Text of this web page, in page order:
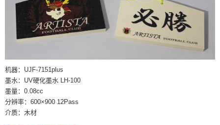
机器：UJF-7151plus
墨水：UV硬化墨水 LH-100
墨量：0.08cc
分辨率：600×900 12Pass
介质：木材